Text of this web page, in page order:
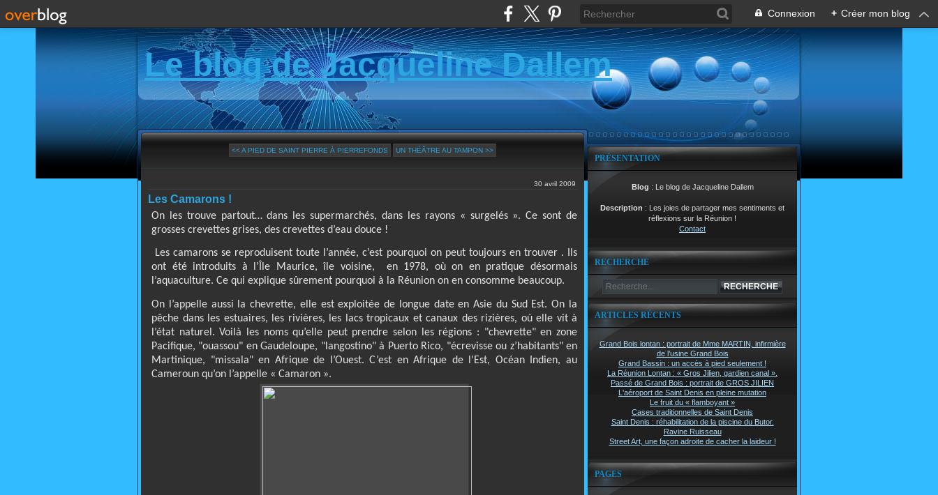
Connexion + Créer mon blog
Le blog de Jacqueline Dallem
<< A PIED DE SAINT PIERRE À PIERREFONDS UN THÉÂTRE AU TAMPON >>
30 avril 2009
Les Camarons !
On les trouve partout… dans les supermarchés, dans les rayons « surgelés ». Ce sont de
grosses crevettes grises, des crevettes d’eau douce !
Les camarons se reproduisent toute l’année, c’est pourquoi on peut toujours en trouver . Ils
ont été introduits à l’Île Maurice, île voisine, en 1978, où on en pratique désormais
l’aquaculture. Ce qui explique sûrement pourquoi à la Réunion on en consomme beaucoup.
On l’appelle aussi la chevrette, elle est exploitée de longue date en Asie du Sud Est. On la
pêche dans les estuaires, les rivières, les lacs tropicaux et canaux des rizières, où elle vit à
l’état naturel. Voilà les noms qu’elle peut prendre selon les régions : "chevrette" en zone
Pacifique, "ouassou" en Gaudeloupe, "langostino" à Puerto Rico, "écrevisse ou z’habitants" en
Martinique, "missala" en Afrique de l’Ouest. C’est en Afrique de l’Est, Océan Indien, au
Cameroun qu’on l’appelle « Camaron ».
PRÉSENTATION
Blog : Le blog de Jacqueline Dallem
Description : Les joies de partager mes sentiments et
réflexions sur la Réunion !
Contact
RECHERCHE
ARTICLES RÉCENTS
Grand Bois lontan : portrait de Mme MARTIN, infirmière
de l’usine Grand Bois
Grand Bassin : un accès à pied seulement !
La Réunion Lontan : « Gros Jilien, gardien canal ».
Passé de Grand Bois : portrait de GROS JILIEN
L'aéroport de Saint Denis en pleine mutation
Le fruit du « flamboyant »
Cases traditionnelles de Saint Denis
Saint Denis : réhabilitation de la piscine du Butor.
Ravine Ruisseau
Street Art, une façon adroite de cacher la laideur !
PAGES